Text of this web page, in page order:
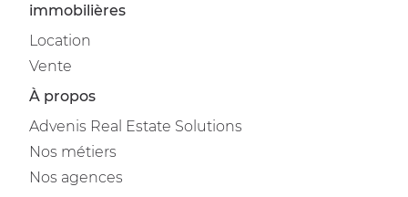
immobilières
Location
Vente
À propos
Advenis Real Estate Solutions
Nos métiers
Nos agences